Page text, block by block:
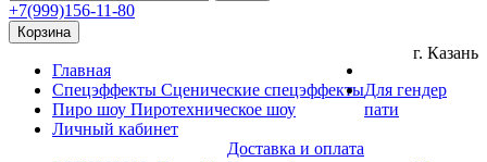
+7(999)156-11-80
Корзина
Главная
Спецэффекты Сценические спецэффекты
Пиро шоу Пиротехническое шоу
Личный кабинет
Доставка и оплата
г. Казань
Для гендер
пати